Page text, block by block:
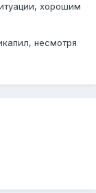
хорошим
несмотря